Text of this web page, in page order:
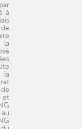
à
la
la
et